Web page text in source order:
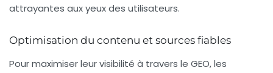
attrayantes aux yeux des utilisateurs.
Optimisation du contenu et sources fiables
Pour maximiser leur visibilité à travers le GEO, les